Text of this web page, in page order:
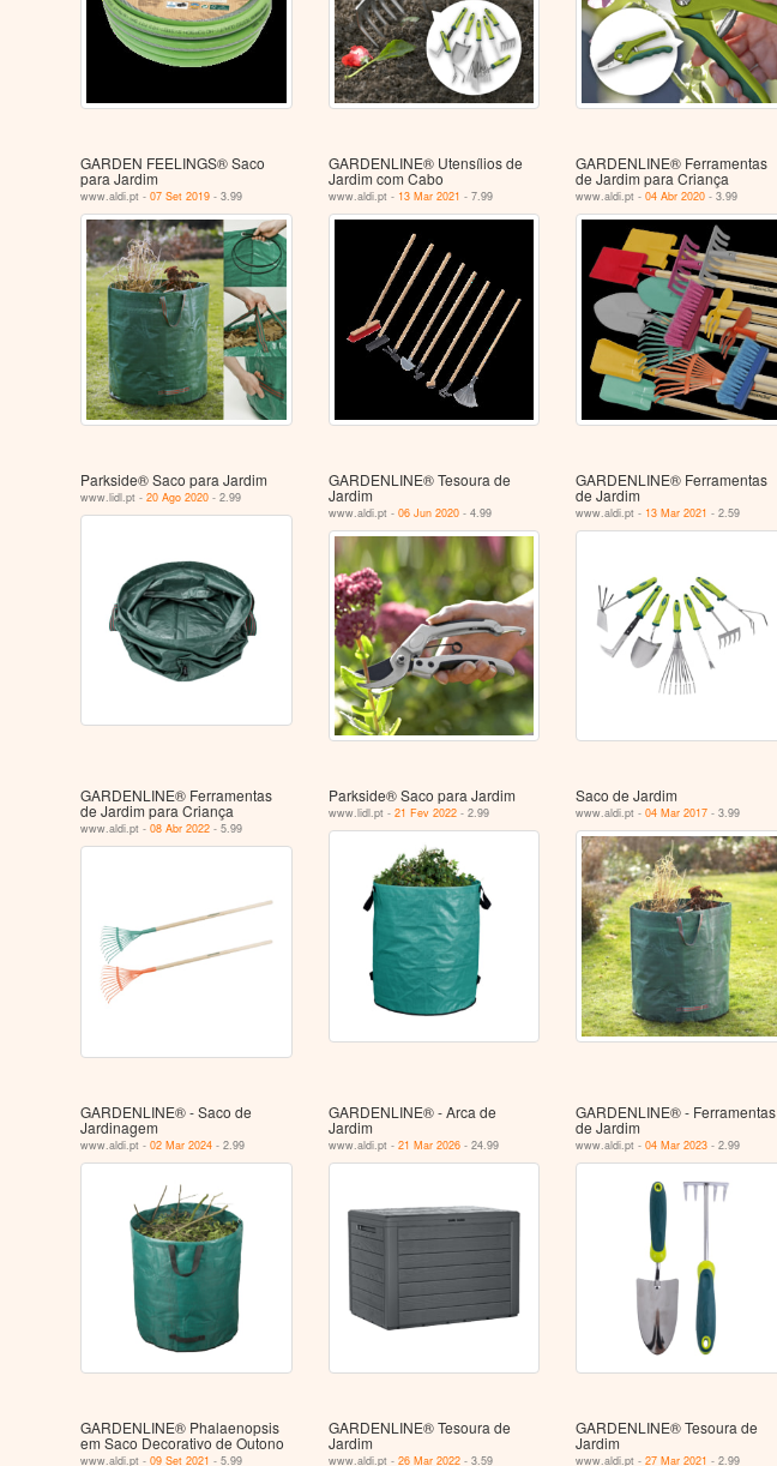
GARDEN FEELINGS® Saco
para Jardim
www.aldi.pt -07 Set 2019 - 3.99
GARDENLINE® Utensílios de
Jardim com Cabo
www.aldi.pt - 13 Mar 2021 - 7.99
GARDENLINE® Ferramentas
de Jardim para Criança
www.aldi.pt -04 Abr 2020 - 3.99
Parkside® Saco para Jardim
www.lidl.pt -20 Ago 2020 - 2.99
GARDENLINE® Tesoura de
Jardim
www.aldi.pt - 06 Jun 2020- 4.99
GARDENLINE® Ferramentas
de Jardim
www.aldi.pt - 13 Mar 2021 - 2.59
GARDENLINE® Ferramentas
de Jardim para Criança
www.aldi.pt -08 Abr 2022 - 5.99
Parkside® Saco para Jardim
www.lidl.pt - 21 Fev 2022- 2.99
Saco de Jardim
www.aldi.pt -04 Mar 2017 - 3.99
GARDENLINE® - Saco de
Jardinagem
www.aldi.pt -02 Mar 2024 - 2.99
GARDENLINE® - Arca de
Jardim
www.aldi.pt - 21 Mar 2026- 24.99
GARDENLINE® - Ferramentas
de Jardim
www.aldi.pt -04 Mar 2023 - 2.99
GARDENLINE® Phalaenopsis
em Saco Decorativo de Outono
www.aldi.pt -09 Set 2021 - 5.99
GARDENLINE® Tesoura de
Jardim
www.aldi.pt - 26 Mar 2022- 3.59
GARDENLINE® Tesoura de
Jardim
www.aldi.pt -27 Mar 2021 - 2.99